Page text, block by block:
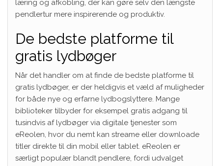
læring og afkobling, der kan gøre selv den længste
pendlertur mere inspirerende og produktiv.
De bedste platforme til
gratis lydbøger
Når det handler om at finde de bedste platforme til
gratis lydbøger, er der heldigvis et væld af muligheder
for både nye og erfarne lydbogslyttere. Mange
biblioteker tilbyder for eksempel gratis adgang til
tusindvis af lydbøger via digitale tjenester som
eReolen, hvor du nemt kan streame eller downloade
titler direkte til din mobil eller tablet. eReolen er
særligt populær blandt pendlere, fordi udvalget